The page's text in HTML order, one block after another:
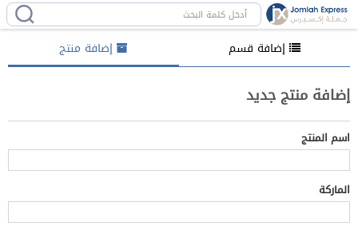
إضافة قسم إضافة منتج
إضافة منتج جديد
اسم المنتج
الماركة